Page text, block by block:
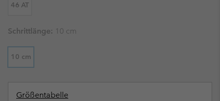
46 AT
Schrittlänge: 10 cm
10 cm
Größentabelle